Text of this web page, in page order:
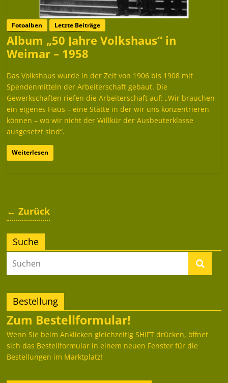
Fotoalben Letzte Beiträge
Album „50 Jahre Volkshaus“ in
Weimar – 1958
Das Volkshaus wurde in der Zeit von 1906 bis 1908 mit
Spendenmitteln der Arbeiterschaft gebaut. Die
Gewerkschaften riefen die Arbeiterschaft auf: „Wir brauchen
ein eigenes Haus – eine Stätte in der wir uns konzentrieren
können – wo wir nicht der Willkür der Ausbeuterklasse
ausgesetzt sind“.
Weiterlesen
← Zurück
Suche
Bestellung
Zum Bestellformular!
Wenn Sie beim Anklicken gleichzeitig SHIFT drücken, öffnet
sich das Bestellformular in einem neuen Fenster für die
Bestellungen im Marktplatz!